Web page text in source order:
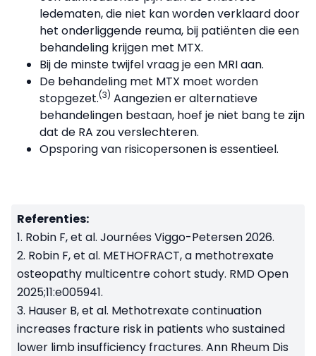
ledematen, die niet kan worden verklaard door
het onderliggende reuma, bij patiënten die een
behandeling krijgen met MTX.
Bij de minste twijfel vraag je een MRI aan.
De behandeling met MTX moet worden
stopgezet.(3) Aangezien er alternatieve
behandelingen bestaan, hoef je niet bang te zijn
dat de RA zou verslechteren.
Opsporing van risicopersonen is essentieel.
Referenties:
1. Robin F, et al. Journées Viggo-Petersen 2026.
2. Robin F, et al. METHOFRACT, a methotrexate
osteopathy multicentre cohort study. RMD Open
2025;11:e005941.
3. Hauser B, et al. Methotrexate continuation
increases fracture risk in patients who sustained
lower limb insufficiency fractures. Ann Rheum Dis